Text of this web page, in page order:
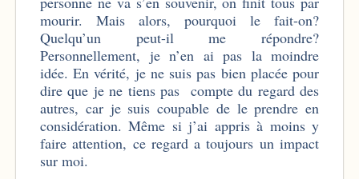
mourir. Mais alors, pourquoi le fait-on?
Quelqu’un peut-il me répondre?
Personnellement, je n’en ai pas la moindre
idée. En vérité, je ne suis pas bien placée pour
dire que je ne tiens pas compte du regard des
autres, car je suis coupable de le prendre en
considération. Même si j’ai appris à moins y
faire attention, ce regard a toujours un impact
sur moi.